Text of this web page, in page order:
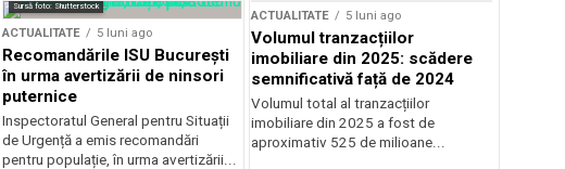
Sursă foto: Shutterstock
ACTUALITATE 5 luni ago
Recomandările ISU București
în urma avertizării de ninsori
puternice
Inspectoratul General pentru Situații
de Urgență a emis recomandări
pentru populație, în urma avertizării...
ACTUALITATE 5 luni ago
Volumul tranzacțiilor
imobiliare din 2025: scădere
semnificativă față de 2024
Volumul total al tranzacțiilor
imobiliare din 2025 a fost de
aproximativ 525 de milioane...